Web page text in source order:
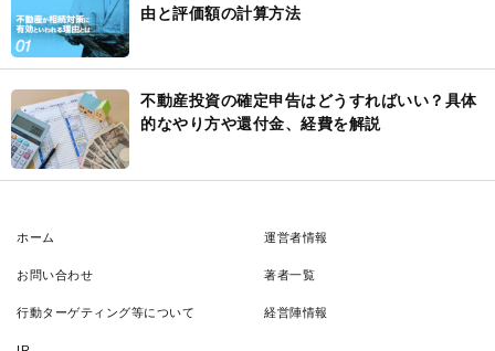
由と評価額の計算方法
不動産投資の確定申告はどうすればいい？具体
的なやり方や還付金、経費を解説
ホーム 運営者情報
お問い合わせ 著者一覧
行動ターゲティング等について 経営陣情報